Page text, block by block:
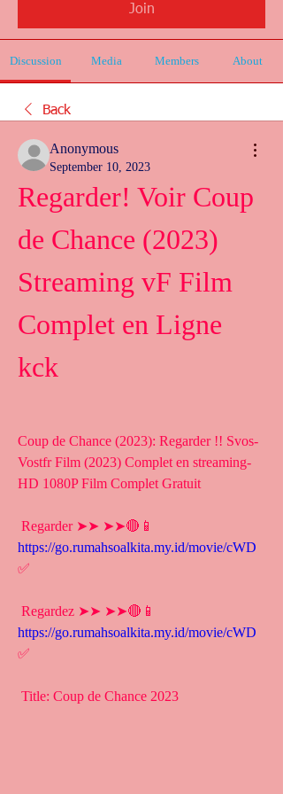
Join
Discussion Media Members About
Back
Anonymous
September 10, 2023
Regarder! Voir Coup
de Chance (2023)
Streaming vF Film
Complet en Ligne
kck
Coup de Chance (2023): Regarder !! Svos-
Vostfr Film (2023) Complet en streaming-
HD 1080P Film Complet Gratuit
https://go.rumahsoalkita.my.id/movie/cWD
✅
https://go.rumahsoalkita.my.id/movie/cWD
✅
Title: Coup de Chance 2023